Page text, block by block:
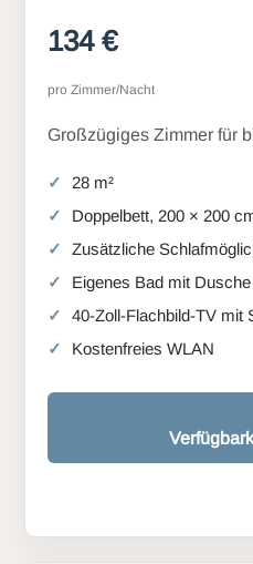
134 €
pro Zimmer/Nacht
Großzügiges Zimmer für
28 m²
Doppelbett, 200 × 200
Zusätzliche
Eigenes Bad mit
40-Zoll-Flachbild-TV mit
Kostenfreies WLAN